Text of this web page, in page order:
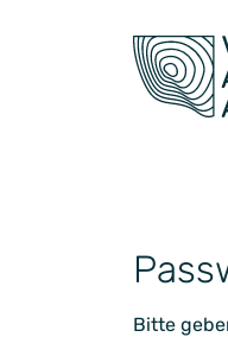
Bitte